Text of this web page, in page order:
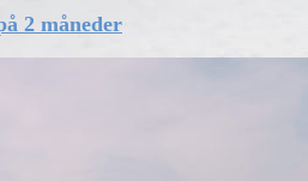
2 måneder